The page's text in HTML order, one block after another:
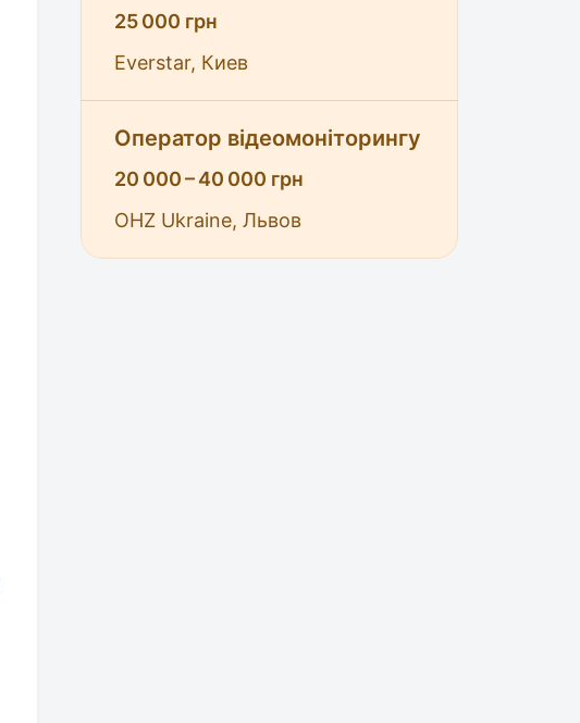
25 000 грн
Everstar, Киев
Оператор відеомоніторингу
20 000 – 40 000 грн
OHZ Ukraine, Львов